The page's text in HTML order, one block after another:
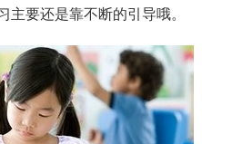
主要还是靠不断的引导哦。